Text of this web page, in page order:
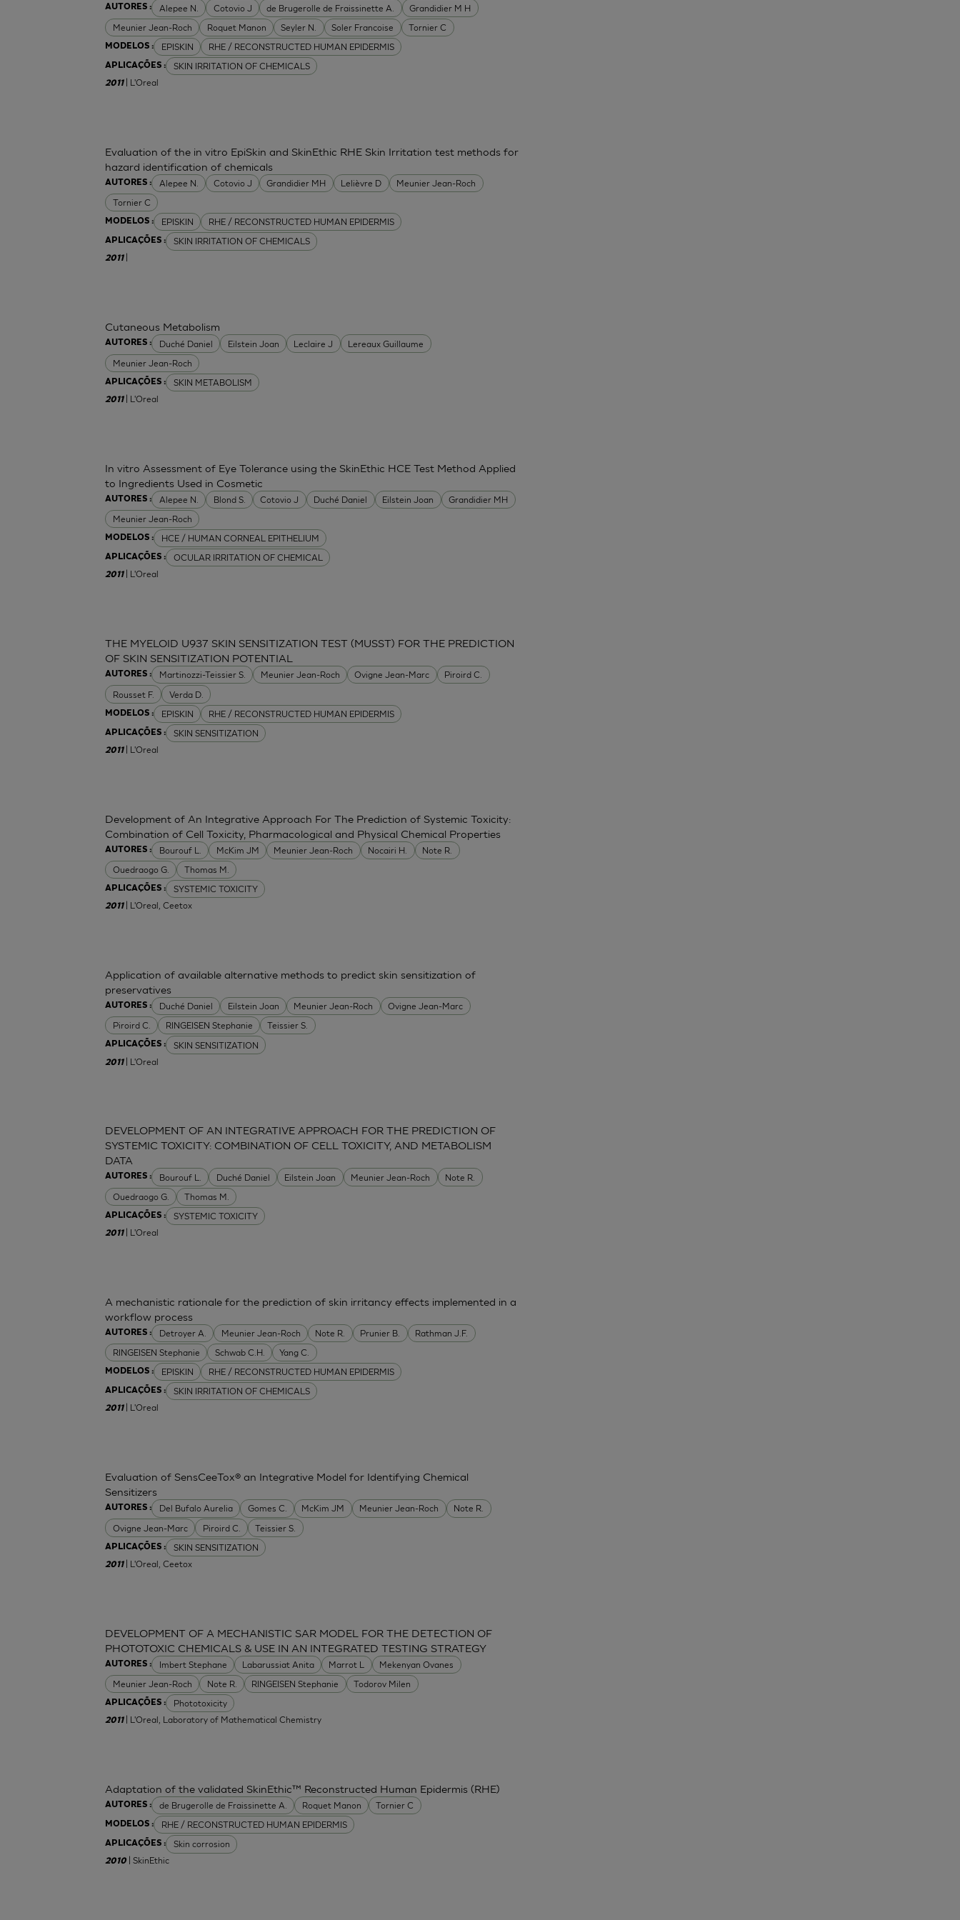
AUTORES : Alepee N. Cotovio J de Brugerolle de Fraissinette A.
Grandidier M H
Meunier Jean-Roch
Roquet Manon Seyler N. Soler Francoise Tornier C
MODELOS : EPISKIN RHE / RECONSTRUCTED HUMAN EPIDERMIS
APLICAÇÕES : SKIN IRRITATION OF CHEMICALS
2011 | L'Oreal
AUTORES : Alepee N. Cotovio J Grandidier MH Lelièvre D
Meunier Jean-Roch
Tornier C
MODELOS : EPISKIN RHE / RECONSTRUCTED HUMAN EPIDERMIS
APLICAÇÕES : SKIN IRRITATION OF CHEMICALS
Evaluation of the in vitro EpiSkin and SkinEthic RHE Skin Irritation test methods for
hazard identification of chemicals
2011
AUTORES : Duché Daniel Eilstein Joan Leclaire J
Lereaux Guillaume
Meunier Jean-Roch
APLICAÇÕES : SKIN METABOLISM
Cutaneous Metabolism
2011 | L'Oreal
AUTORES : Alepee N. Blond S. Cotovio J Duché Daniel Eilstein Joan
Grandidier MH
Meunier Jean-Roch
MODELOS : HCE / HUMAN CORNEAL EPITHELIUM
APLICAÇÕES : OCULAR IRRITATION OF CHEMICAL
In vitro Assessment of Eye Tolerance using the SkinEthic HCE Test Method Applied
to Ingredients Used in Cosmetic
2011 | L'Oreal
AUTORES : Martinozzi-Teissier S. Meunier Jean-Roch Ovigne Jean-Marc
Piroird C.
Rousset F.
Verda D.
MODELOS : EPISKIN RHE / RECONSTRUCTED HUMAN EPIDERMIS
APLICAÇÕES : SKIN SENSITIZATION
THE MYELOID U937 SKIN SENSITIZATION TEST (MUSST) FOR THE PREDICTION
OF SKIN SENSITIZATION POTENTIAL
2011 | L'Oreal
AUTORES : Bourouf L. McKim JM Meunier Jean-Roch Nocairi H.
Note R.
Ouedraogo G.
Thomas M.
APLICAÇÕES : SYSTEMIC TOXICITY
Development of An Integrative Approach For The Prediction of Systemic Toxicity:
Combination of Cell Toxicity, Pharmacological and Physical Chemical Properties
2011 | L'Oreal, Ceetox
AUTORES : Duché Daniel Eilstein Joan Meunier Jean-Roch
Ovigne Jean-Marc
Piroird C.
RINGEISEN Stephanie Teissier S.
APLICAÇÕES : SKIN SENSITIZATION
Application of available alternative methods to predict skin sensitization of
preservatives
2011 | L'Oreal
AUTORES : Bourouf L. Duché Daniel Eilstein Joan Meunier Jean-Roch
Note R.
Ouedraogo G.
Thomas M.
APLICAÇÕES : SYSTEMIC TOXICITY
DEVELOPMENT OF AN INTEGRATIVE APPROACH FOR THE PREDICTION OF
SYSTEMIC TOXICITY: COMBINATION OF CELL TOXICITY, AND METABOLISM
DATA
2011 | L'Oreal
AUTORES : Detroyer A. Meunier Jean-Roch Note R. Prunier B.
Rathman J.F.
RINGEISEN Stephanie
Schwab C.H. Yang C.
MODELOS : EPISKIN RHE / RECONSTRUCTED HUMAN EPIDERMIS
APLICAÇÕES : SKIN IRRITATION OF CHEMICALS
A mechanistic rationale for the prediction of skin irritancy effects implemented in a
workflow process
2011 | L'Oreal
AUTORES : Del Bufalo Aurelia Gomes C. McKim JM Meunier Jean-Roch
Note R.
Ovigne Jean-Marc
Piroird C. Teissier S.
APLICAÇÕES : SKIN SENSITIZATION
Evaluation of SensCeeTox® an Integrative Model for Identifying Chemical
Sensitizers
2011 | L'Oreal, Ceetox
AUTORES : Imbert Stephane Labarussiat Anita Marrot L
Mekenyan Ovanes
Meunier Jean-Roch
Note R. RINGEISEN Stephanie Todorov Milen
APLICAÇÕES : Phototoxicity
DEVELOPMENT OF A MECHANISTIC SAR MODEL FOR THE DETECTION OF
PHOTOTOXIC CHEMICALS & USE IN AN INTEGRATED TESTING STRATEGY
2011 | L'Oreal, Laboratory of Mathematical Chemistry
AUTORES : de Brugerolle de Fraissinette A. Roquet Manon Tornier C
MODELOS : RHE / RECONSTRUCTED HUMAN EPIDERMIS
APLICAÇÕES : Skin corrosion
Adaptation of the validated SkinEthic™ Reconstructed Human Epidermis (RHE)
2010 | SkinEthic